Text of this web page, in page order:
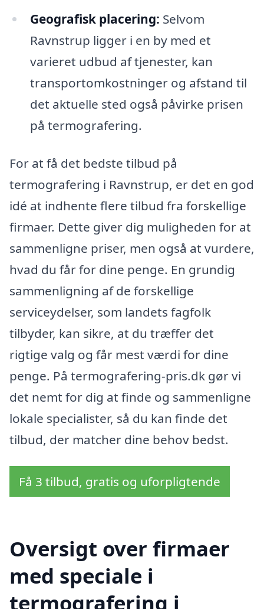
Geografisk placering: Selvom
Ravnstrup ligger i en by med et
varieret udbud af tjenester, kan
transportomkostninger og afstand til
det aktuelle sted også påvirke prisen
på termografering.
For at få det bedste tilbud på
termografering i Ravnstrup, er det en god
idé at indhente flere tilbud fra forskellige
firmaer. Dette giver dig muligheden for at
sammenligne priser, men også at vurdere,
hvad du får for dine penge. En grundig
sammenligning af de forskellige
serviceydelser, som landets fagfolk
tilbyder, kan sikre, at du træffer det
rigtige valg og får mest værdi for dine
penge. På termografering-pris.dk gør vi
det nemt for dig at finde og sammenligne
lokale specialister, så du kan finde det
tilbud, der matcher dine behov bedst.
Få 3 tilbud, gratis og uforpligtende
Oversigt over firmaer
med speciale i
termografering i